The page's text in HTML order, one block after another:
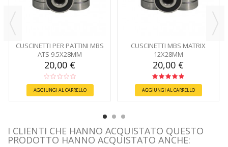
CUSCINETTI PER PATTINI MBS
ATS 9.5X28MM
20,00 €
AGGIUNGI AL CARRELLO
CUSCINETTI MBS MATRIX
12X28MM
20,00 €
AGGIUNGI AL CARRELLO
I CLIENTI CHE HANNO ACQUISTATO QUESTO
PRODOTTO HANNO ACQUISTATO ANCHE: